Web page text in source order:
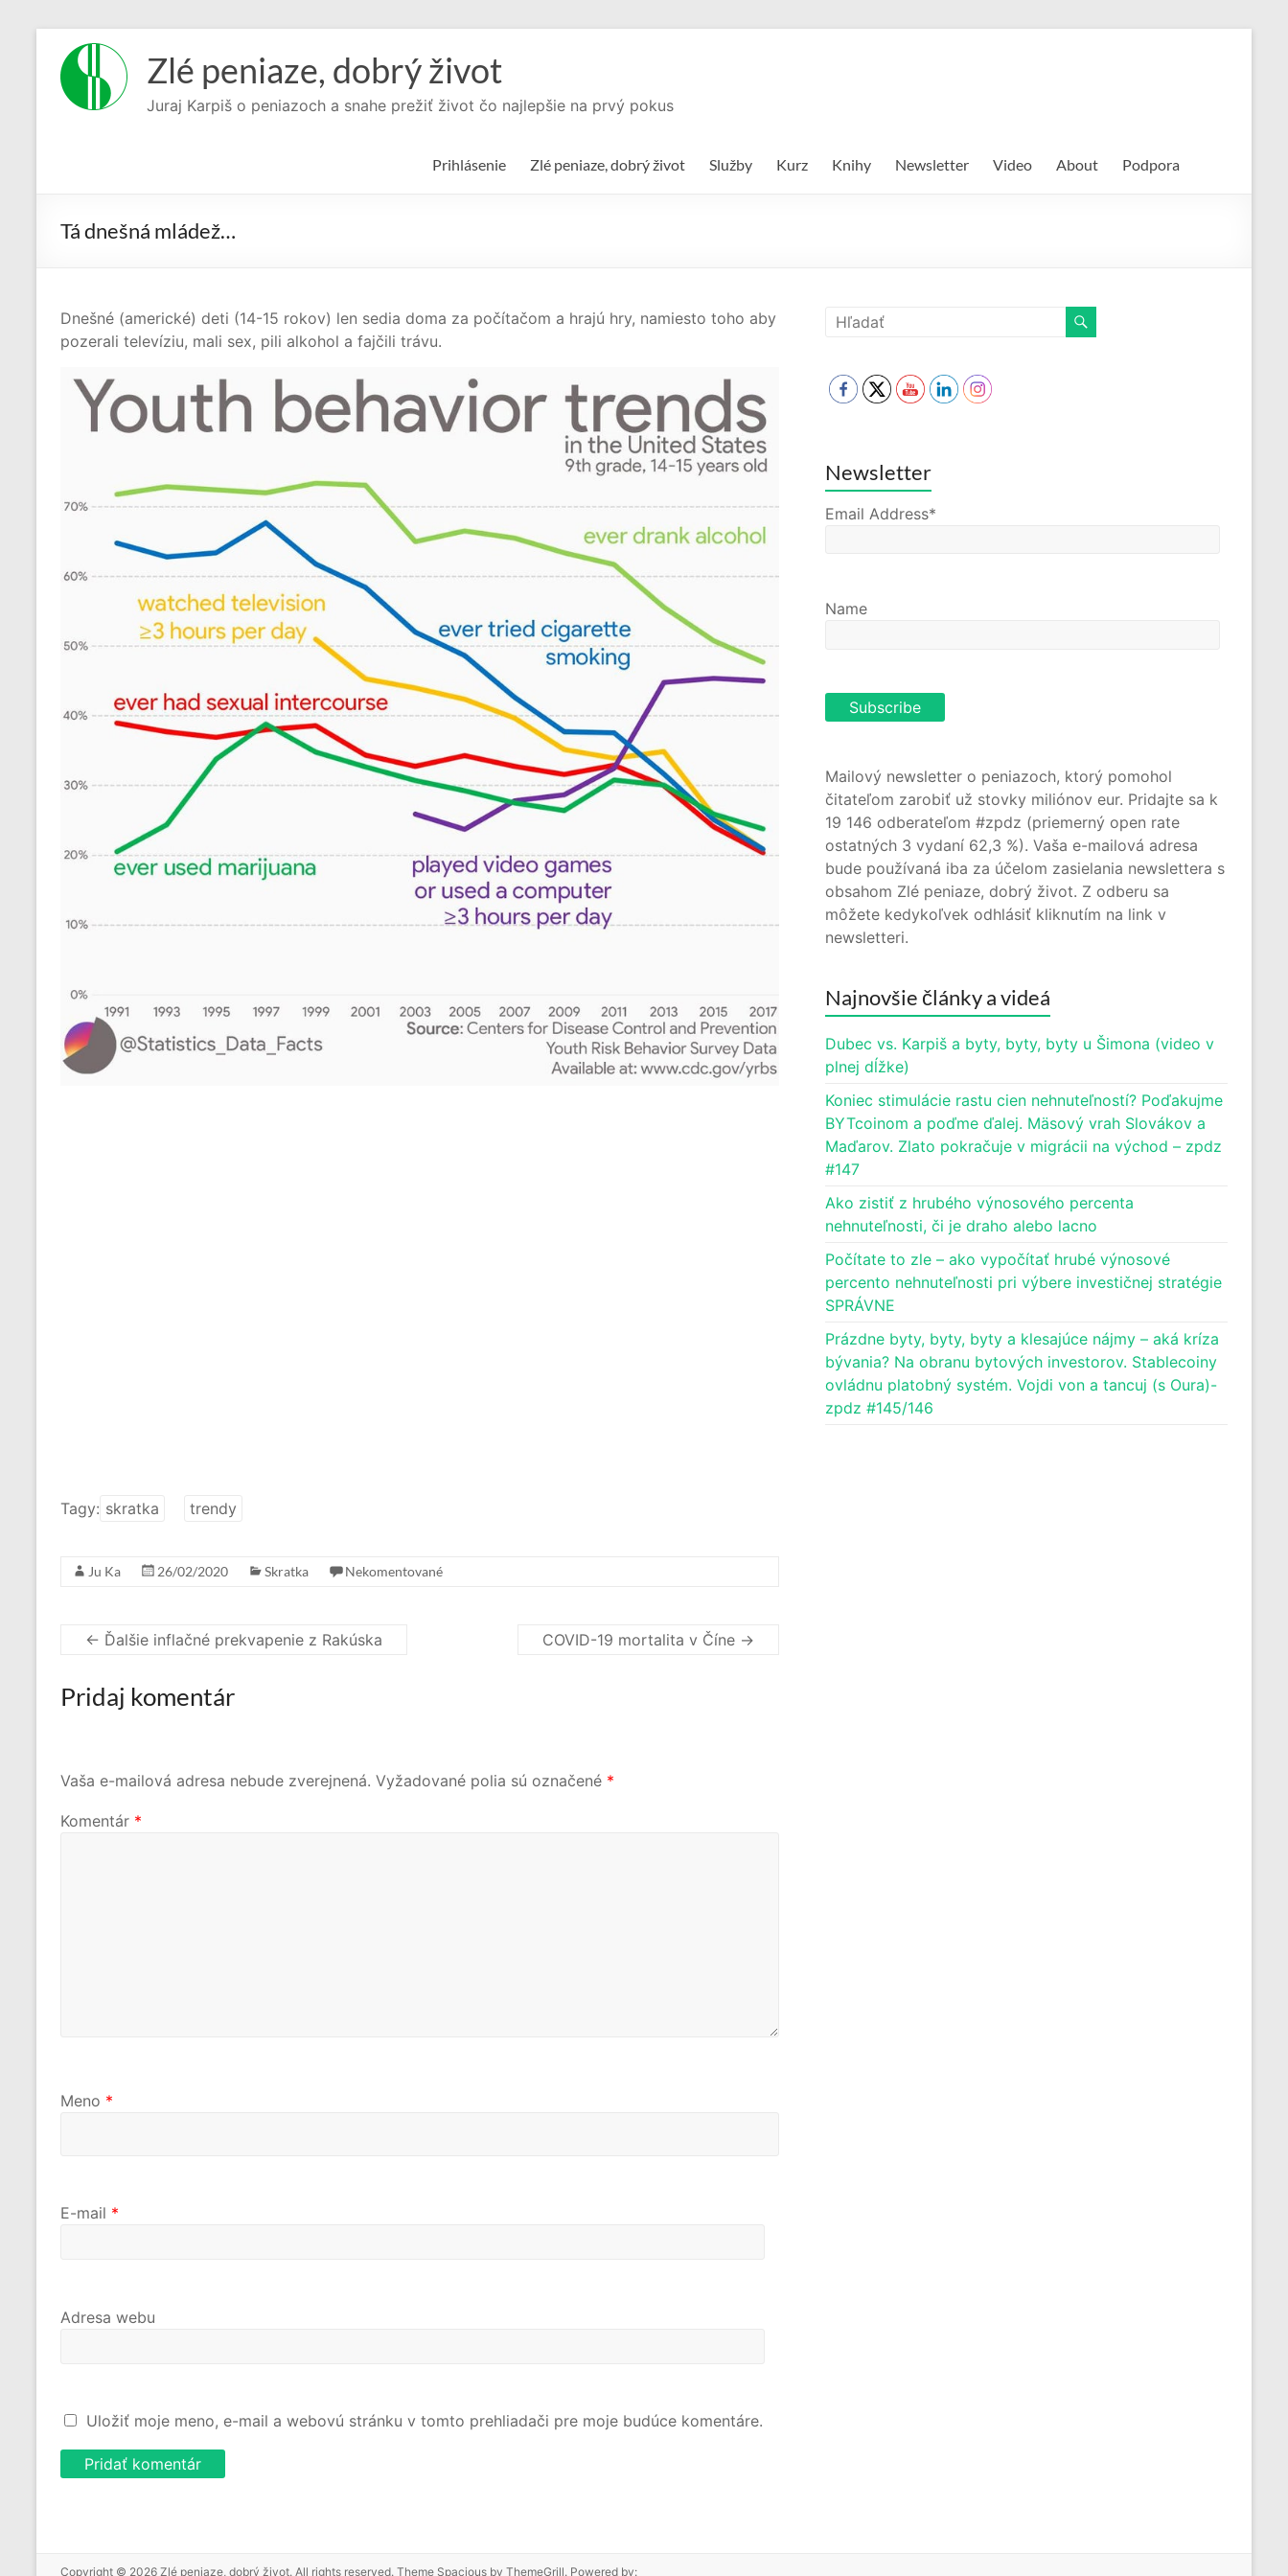
obsah
Zlé peniaze, dobrý život
Juraj Karpiš o peniazoch a snahe prežiť život čo najlepšie na prvý pokus
Prihlásenie Zlé peniaze, dobrý život Služby Kurz Knihy Newsletter Video About Podpora
Tá dnešná mládež…
Dnešné (americké) deti (14-15 rokov) len sedia doma za počítačom a hrajú hry, namiesto toho aby
pozerali televíziu, mali sex, pili alkohol a fajčili trávu.
Tagy: skratka trendy
Ju Ka 26/02/2020 Skratka Nekomentované
← Ďalšie inflačné prekvapenie z Rakúska COVID-19 mortalita v Číne →
Pridaj komentár
Vaša e-mailová adresa nebude zverejnená. Vyžadované polia sú označené *
Komentár *
Meno *
E-mail *
Adresa webu
Uložiť moje meno, e-mail a webovú stránku v tomto prehliadači pre moje budúce komentáre.
Newsletter
Email Address*
Name
Mailový newsletter o peniazoch, ktorý pomohol
čitateľom zarobiť už stovky miliónov eur. Pridajte sa k
19 146 odberateľom #zpdz (priemerný open rate
ostatných 3 vydaní 62,3 %). Vaša e-mailová adresa
bude používaná iba za účelom zasielania newslettera s
obsahom Zlé peniaze, dobrý život. Z odberu sa
môžete kedykoľvek odhlásiť kliknutím na link v
newsletteri.
Najnovšie články a videá
Dubec vs. Karpiš a byty, byty, byty u Šimona (video v
plnej dĺžke)
Koniec stimulácie rastu cien nehnuteľností? Poďakujme
BYTcoinom a poďme ďalej. Mäsový vrah Slovákov a
Maďarov. Zlato pokračuje v migrácii na východ – zpdz
#147
Ako zistiť z hrubého výnosového percenta
nehnuteľnosti, či je draho alebo lacno
Počítate to zle – ako vypočítať hrubé výnosové
percento nehnuteľnosti pri výbere investičnej stratégie
SPRÁVNE
Prázdne byty, byty, byty a klesajúce nájmy – aká kríza
bývania? Na obranu bytových investorov. Stablecoiny
ovládnu platobný systém. Vojdi von a tancuj (s Oura)-
zpdz #145/146
Copyright © 2026 Zlé peniaze, dobrý život. All rights reserved. Theme Spacious by ThemeGrill. Powered by: